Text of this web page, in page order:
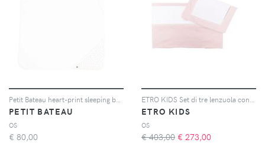
PETIT BATEAU
OS
€ 80,00
ETRO KIDS
OS
€ 403,00 € 273,00